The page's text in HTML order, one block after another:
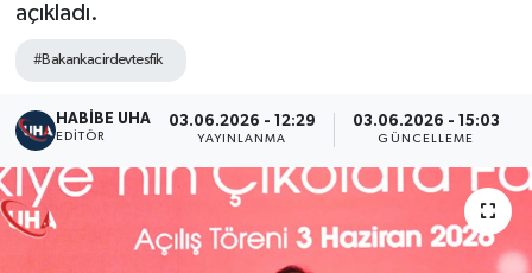
açıkladı.
#Bakankacirdevtesfik
HABİBE UHA
EDITÖR
03.06.2026 - 12:29
YAYINLANMA
03.06.2026 - 15:03
GÜNCELLEME